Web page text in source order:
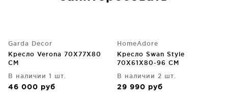
Garda Decor
Кресло Verona 70X77X80
CM
В наличии 1 шт.
46 000 руб
HomeAdore
Кресло Swan Style
70X61X80-96 CM
В наличии 2 шт.
29 990 руб